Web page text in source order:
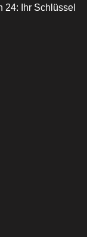
24: Ihr Schlüssel